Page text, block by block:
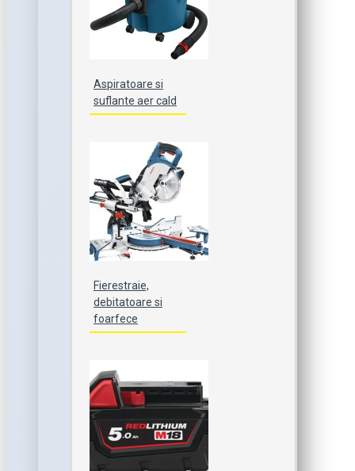
Aspiratoare si
suflante aer cald
Fierestraie,
debitatoare si
foarfece